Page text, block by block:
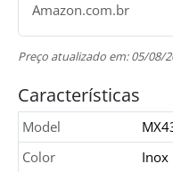
Amazon.com.br
Preço atualizado em:05/08/
Características
Model
Color
Inox